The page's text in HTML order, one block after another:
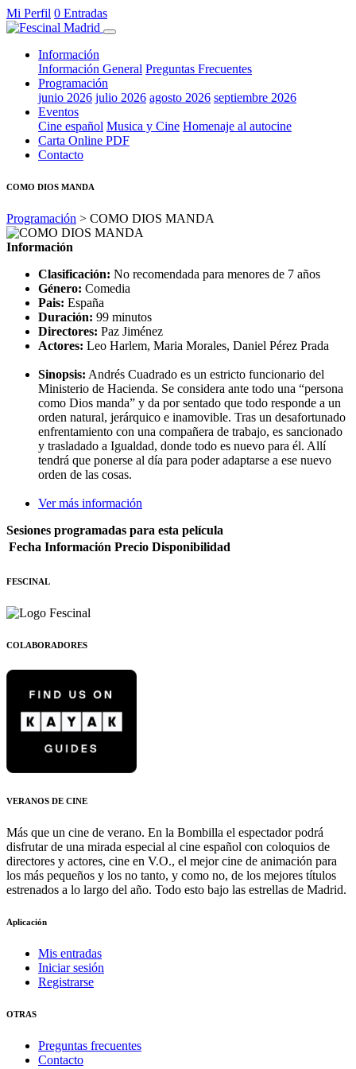
Mi Perfil 0 Entradas
Información
Información General Preguntas Frecuentes
Programación
junio 2026 julio 2026 agosto 2026 septiembre 2026
Eventos
Cine español Musica y Cine Homenaje al autocine
Carta Online PDF
Contacto
COMO DIOS MANDA
Programación > COMO DIOS MANDA
Información
Clasificación: No recomendada para menores de 7 años
Género: Comedia
Pais: España
Duración: 99 minutos
Directores: Paz Jiménez
Actores: Leo Harlem, Maria Morales, Daniel Pérez Prada
Sinopsis: Andrés Cuadrado es un estricto funcionario del
Ministerio de Hacienda. Se considera ante todo una “persona
como Dios manda” y da por sentado que todo responde a un
orden natural, jerárquico e inamovible. Tras un desafortunado
enfrentamiento con una compañera de trabajo, es sancionado
y trasladado a Igualdad, donde todo es nuevo para él. Allí
tendrá que ponerse al día para poder adaptarse a ese nuevo
orden de las cosas.
Ver más información
Sesiones programadas para esta película
Fecha Información Precio Disponibilidad
FESCINAL
COLABORADORES
VERANOS DE CINE
Más que un cine de verano. En la Bombilla el espectador podrá
disfrutar de una mirada especial al cine español con coloquios de
directores y actores, cine en V.O., el mejor cine de animación para
los más pequeños y los no tanto, y como no, de los mejores títulos
estrenados a lo largo del año. Todo esto bajo las estrellas de Madrid.
Aplicación
Mis entradas
Iniciar sesión
Registrarse
OTRAS
Preguntas frecuentes
Contacto